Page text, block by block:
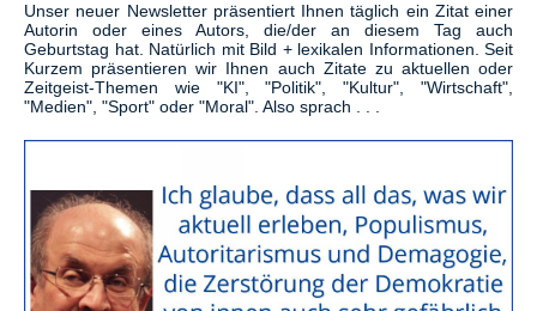
Unser neuer Newsletter präsentiert Ihnen täglich ein Zitat einer
Autorin oder eines Autors, die/der an diesem Tag auch
Geburtstag hat. Natürlich mit Bild + lexikalen Informationen. Seit
Kurzem präsentieren wir Ihnen auch Zitate zu aktuellen oder
Zeitgeist-Themen wie "KI", "Politik", "Kultur", "Wirtschaft",
"Medien", "Sport" oder "Moral". Also sprach . . .